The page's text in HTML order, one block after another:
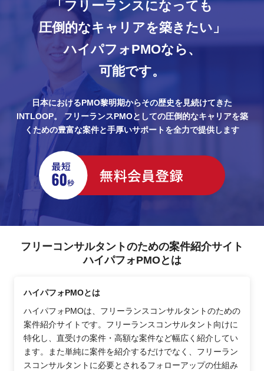
「フリーランスになっても
圧倒的なキャリアを築きたい」
ハイパフォPMOなら、
可能です。
日本におけるPMO黎明期からその歴史を見続けてきた
INTLOOP。
フリーランスPMOとしての圧倒的なキャリアを築
くための豊富な案件と手厚いサポートを全力で提供します
フリーコンサルタントのための案件紹介サイト
ハイパフォPMOとは
ハイパフォPMOとは
ハイパフォPMOは、フリーランスコンサルタントのための
案件紹介サイトです。フリーランスコンサルタント向けに
特化し、直受けの案件・高額な案件など幅広く紹介してい
ます。また単純に案件を紹介するだけでなく、フリーラン
スコンサルタントに必要とされるフォローアップの仕組み